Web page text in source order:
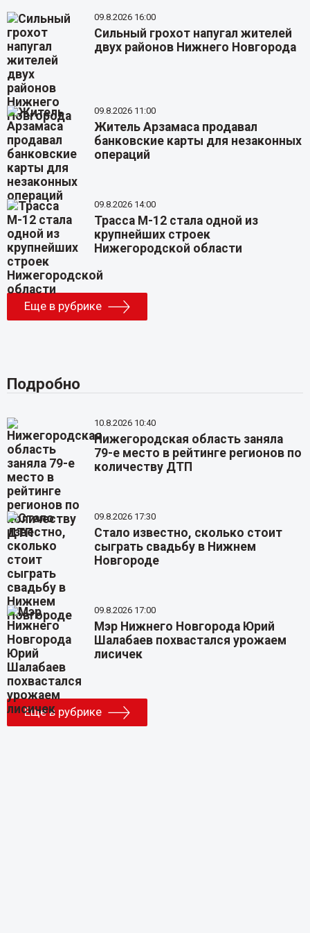
09.8.2026 16:00
Сильный грохот напугал жителей
двух районов Нижнего Новгорода
09.8.2026 11:00
Житель Арзамаса продавал
банковские карты для незаконных
операций
09.8.2026 14:00
Трасса М-12 стала одной из
крупнейших строек
Нижегородской области
Еще в рубрике
Подробно
10.8.2026 10:40
Нижегородская область заняла
79-е место в рейтинге регионов по
количеству ДТП
09.8.2026 17:30
Стало известно, сколько стоит
сыграть свадьбу в Нижнем
Новгороде
09.8.2026 17:00
Мэр Нижнего Новгорода Юрий
Шалабаев похвастался урожаем
лисичек
Еще в рубрике